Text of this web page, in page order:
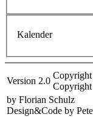
Kalender
Version 2.0
by Florian Schulz
Design&Code by